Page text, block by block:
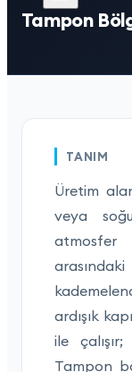
Tampon
TANIM
Üretim
veya
ardışık
ile
Tampon